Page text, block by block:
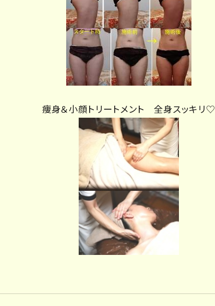
痩身＆小顔トリートメント 全身スッキリ♡